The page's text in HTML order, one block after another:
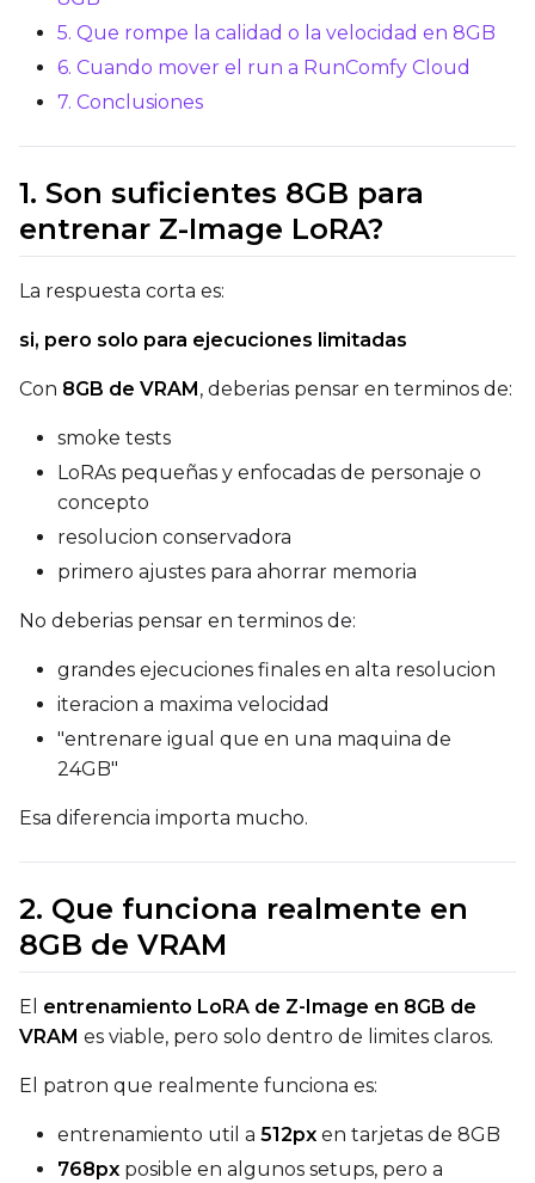
AdamW8Bit
Balanced
Mean Squared Error
ToggleUse EMA
Use EMA
Text Encoder Optimizations
ToggleUnload TE
Unload TE
Toggle
Toggle
ToggleContrastive
Contrastive Guidance
VALIDATION
ADVANCED
5. Que rompe la calidad o la velocidad en 8GB
6. Cuando mover el run a RunComfy Cloud
7. Conclusiones
1. Son suficientes 8GB para
entrenar Z-Image LoRA?
La respuesta corta es:
si, pero solo para ejecuciones limitadas
Con 8GB de VRAM, deberias pensar en terminos de:
smoke tests
LoRAs pequeñas y enfocadas de personaje o
concepto
resolucion conservadora
primero ajustes para ahorrar memoria
No deberias pensar en terminos de:
grandes ejecuciones finales en alta resolucion
iteracion a maxima velocidad
"entrenare igual que en una maquina de
24GB"
Esa diferencia importa mucho.
2. Que funciona realmente en
8GB de VRAM
El entrenamiento LoRA de Z-Image en 8GB de
VRAM es viable, pero solo dentro de limites claros.
El patron que realmente funciona es:
entrenamiento util a 512px en tarjetas de 8GB
768px posible en algunos setups, pero a